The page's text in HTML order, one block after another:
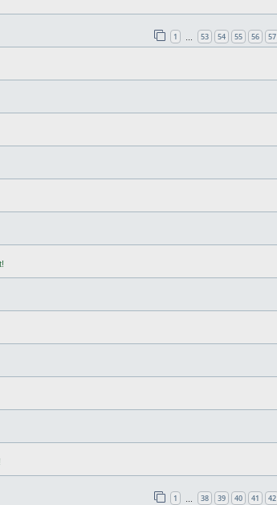
1 53 54 55 56 57
1 38 39 40 41 42